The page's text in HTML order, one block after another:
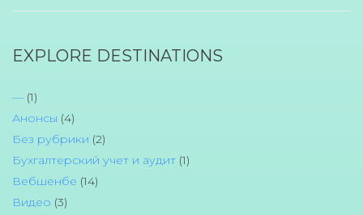
EXPLORE DESTINATIONS
— (1)
Анонсы (4)
Без рубрики (2)
Бухгалтерский учет и аудит (1)
Вебшенбе (14)
Видео (3)